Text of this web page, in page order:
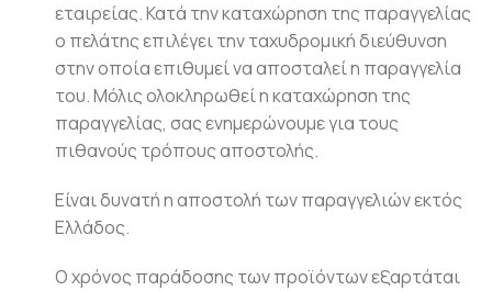
εταιρείας. Κατά την καταχώρηση της παραγγελίας
ο πελάτης επιλέγει την ταχυδρομική διεύθυνση
στην οποία επιθυμεί να αποσταλεί η παραγγελία
του. Μόλις ολοκληρωθεί η καταχώρηση της
παραγγελίας, σας ενημερώνουμε για τους
πιθανούς τρόπους αποστολής.
Είναι δυνατή η αποστολή των παραγγελιών εκτός
Ελλάδος.
Ο χρόνος παράδοσης των προϊόντων εξαρτάται